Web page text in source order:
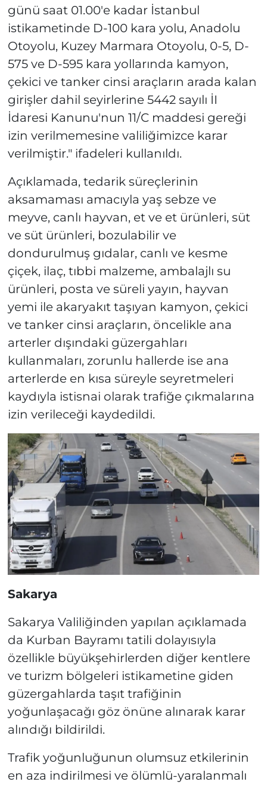
günü saat 01.00'e kadar İstanbul
istikametinde D-100 kara yolu, Anadolu
Otoyolu, Kuzey Marmara Otoyolu, 0-5, D-
575 ve D-595 kara yollarında kamyon,
çekici ve tanker cinsi araçların arada kalan
girişler dahil seyirlerine 5442 sayılı İI
İdaresi Kanunu'nun 11/C maddesi gereği
izin verilmemesine valiliğimizce karar
verilmiştir." ifadeleri kullanıldı.
Açıklamada, tedarik süreçlerinin
aksamaması amacıyla yaş sebze ve
meyve, canlı hayvan, et ve et ürünleri, süt
ve süt ürünleri, bozulabilir ve
dondurulmuş gıdalar, canlı ve kesme
çiçek, ilaç, tıbbi malzeme, ambalajlı su
ürünleri, posta ve süreli yayın, hayvan
yemi ile akaryakıt taşıyan kamyon, çekici
ve tanker cinsi araçların, öncelikle ana
arterler dışındaki güzergahları
kullanmaları, zorunlu hallerde ise ana
arterlerde en kısa süreyle seyretmeleri
kaydıyla istisnai olarak trafiğe çıkmalarına
izin verileceği kaydedildi.
Sakarya
Sakarya Valiliğinden yapılan açıklamada
da Kurban Bayramı tatili dolayısıyla
özellikle büyükşehirlerden diğer kentlere
ve turizm bölgeleri istikametine giden
güzergahlarda taşıt trafiğinin
yoğunlaşacağı göz önüne alınarak karar
alındığı bildirildi.
Trafik yoğunluğunun olumsuz etkilerinin
en aza indirilmesi ve ölümlü-yaralanmalı